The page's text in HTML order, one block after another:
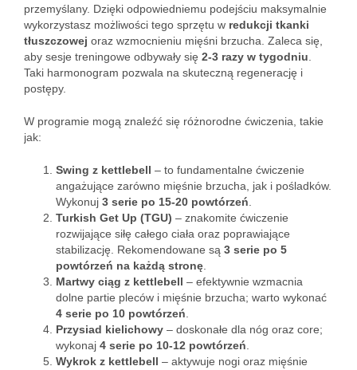
przemyślany. Dzięki odpowiedniemu podejściu maksymalnie
wykorzystasz możliwości tego sprzętu w redukcji tkanki
tłuszczowej oraz wzmocnieniu mięśni brzucha. Zaleca się,
aby sesje treningowe odbywały się 2-3 razy w tygodniu
Taki harmonogram pozwala na skuteczną regenerację i
postępy.
W programie mogą znaleźć się różnorodne ćwiczenia, takie
jak:
Swing z kettlebell – to fundamentalne ćwiczenie
angażujące zarówno mięśnie brzucha, jak i pośladków.
Wykonuj 3 serie po 15-20 powtórzeń
Turkish Get Up (TGU) – znakomite ćwiczenie
rozwijające siłę całego ciała oraz poprawiające
stabilizację. Rekomendowane są 3 serie po 5
powtórzeń na każdą stronę
Martwy ciąg z kettlebell – efektywnie wzmacnia
dolne partie pleców i mięśnie brzucha; warto wykonać
4 serie po 10 powtórzeń
Przysiad kielichowy – doskonałe dla nóg oraz core;
wykonaj 4 serie po 10-12 powtórzeń
Wykrok z kettlebell – aktywuje nogi oraz mięśnie